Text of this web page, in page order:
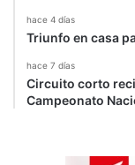
hace 4 días
Triunfo en casa
hace 7 días
Circuito corto
Campeonato